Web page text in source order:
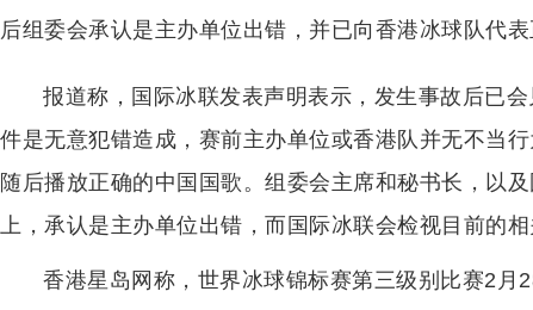
后组委会承认是主办单位出错，并已向香港冰球队代表
报道称，国际冰联发表声明表示，发生事故后已
件是无意犯错造成，赛前主办单位或香港队并无不当
随后播放正确的中国国歌。组委会主席和秘书长，以
上，承认是主办单位出错，而国际冰联会检视目前的相
香港星岛网称，世界冰球锦标赛第三级别比赛2